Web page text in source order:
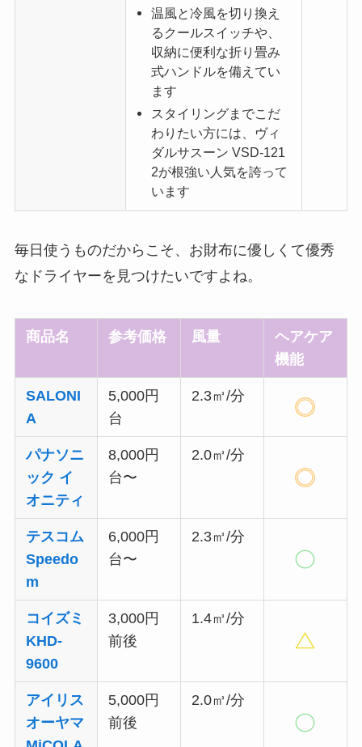
温風と冷風を切り換え
るクールスイッチや、
収納に便利な折り畳み
式ハンドルを備えてい
ます
スタイリングまでこだ
わりたい方には、ヴィ
ダルサスーン VSD-121
2が根強い人気を誇って
います
毎日使うものだからこそ、お財布に優しくて優秀
なドライヤーを見つけたいですよね。
商品名 参考価格 風量
ヘアケア
機能
SALONI
A
5,000円
台
2.3㎥/分
パナソニ
ック イ
オニティ
8,000円
台〜
2.0㎥/分
テスコム
Speedo
m
6,000円
台〜
2.3㎥/分
コイズミ
KHD-
9600
3,000円
前後
1.4㎥/分
アイリス
オーヤマ
5,000円
前後
2.0㎥/分